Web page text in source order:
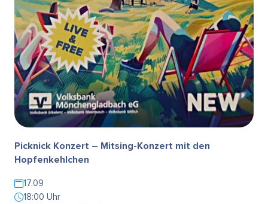
Picknick Konzert – Mitsing-Konzert mit den
Hopfenkehlchen
17.09
18:00 Uhr